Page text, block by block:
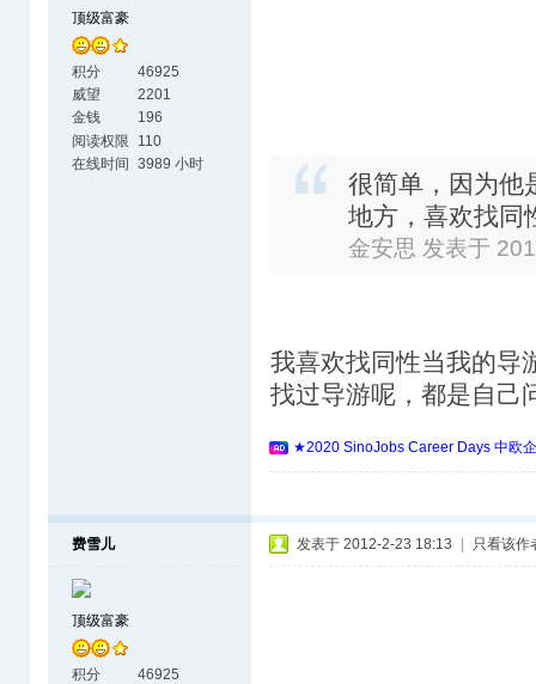
顶级富豪
积分
46925
威望
2201
金钱
196
阅读权限
110
在线时间 3989 小时
很简单，因为他
地方，喜欢找同
金安思 发表于
我喜欢找同性当我的导
找过导游呢，都是自己
★2020 SinoJobs Career Days 中欧
费雪儿
顶级富豪
积分
46925
发表于 2012-2-23 18:13 只看该作